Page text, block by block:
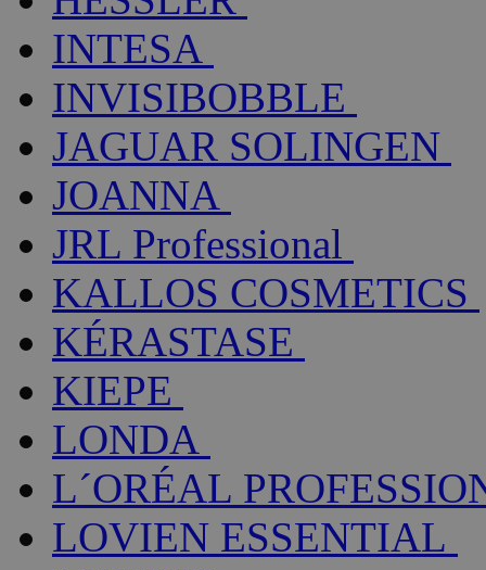
INTESA
INVISIBOBBLE
JAGUAR SOLINGEN
JOANNA
JRL Professional
KALLOS COSMETICS
KÉRASTASE
KIEPE
LONDA
L´ORÉAL
LOVIEN ESSENTIAL